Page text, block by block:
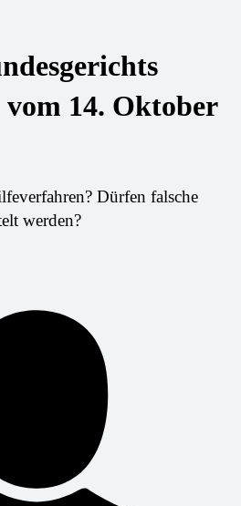
vom 14. Oktober
Dürfen falsche
werden?